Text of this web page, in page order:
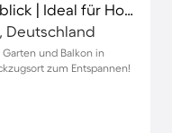
Wohnung mit Garten | Stadtblick | Ideal für Homeoffice
Deutschland
und Balkon in
zum Entspannen!